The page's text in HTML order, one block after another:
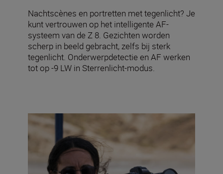
Nachtscènes en portretten met tegenlicht? Je
kunt vertrouwen op het intelligente AF-
systeem van de Z 8. Gezichten worden
scherp in beeld gebracht, zelfs bij sterk
tegenlicht. Onderwerpdetectie en AF werken
tot op -9 LW in Sterrenlicht-modus.